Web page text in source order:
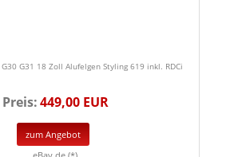
G31 18 Zoll Alufelgen Styling 619 inkl. RDCi
Preis:449,00 EUR
zum Angebot